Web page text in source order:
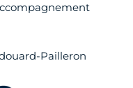
Pailleron